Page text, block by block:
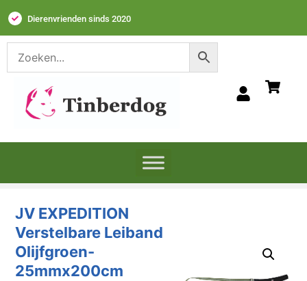
Dierenvrienden sinds 2020
JV EXPEDITION
Verstelbare Leiband
Olijfgroen-
25mmx200cm